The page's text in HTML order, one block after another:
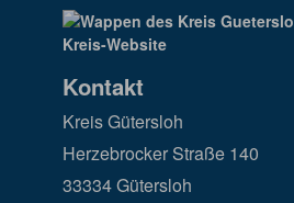
Kontakt
Kreis Gütersloh
Herzebrocker Straße 140
33334 Gütersloh